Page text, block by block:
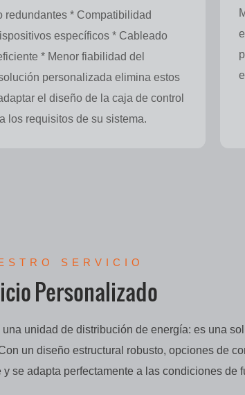
redundantes * Compatibilidad
específicos * Cableado
* Menor fiabilidad del
personalizada elimina estos
el diseño de la caja de control
los requisitos de su sistema.
SERVICIO
Personalizado
unidad de distribución de energía: es una
un diseño estructural robusto, opciones de
se adapta perfectamente a las condiciones de